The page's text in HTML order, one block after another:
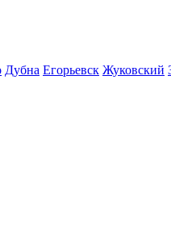
Дубна Егорьевск Жуковский